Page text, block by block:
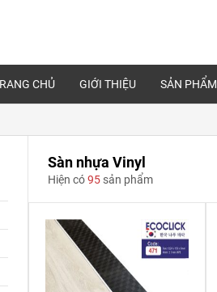
CHỦ GIỚI THIỆU SẢN PHẨM
Sàn nhựa Vinyl
Hiện có95sản phẩm